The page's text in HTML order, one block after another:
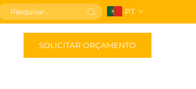
PT
SOLICITAR ORÇAMENTO